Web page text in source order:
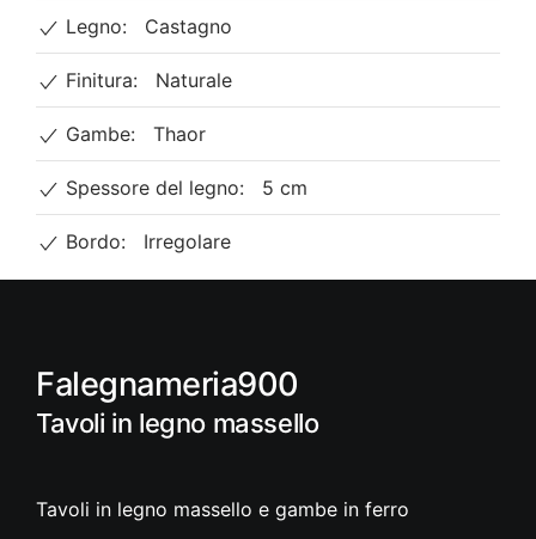
Thaor
quantità
Legno: Castagno
Finitura: Naturale
Gambe: Thaor
Spessore del legno: 5 cm
Bordo: Irregolare
Falegnameria900
Tavoli in legno massello
Tavoli in legno massello e gambe in ferro